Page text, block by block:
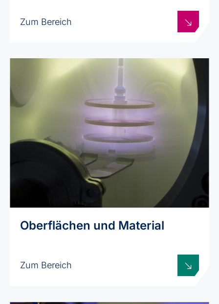
Zum Bereich
Oberflächen und Material
Zum Bereich